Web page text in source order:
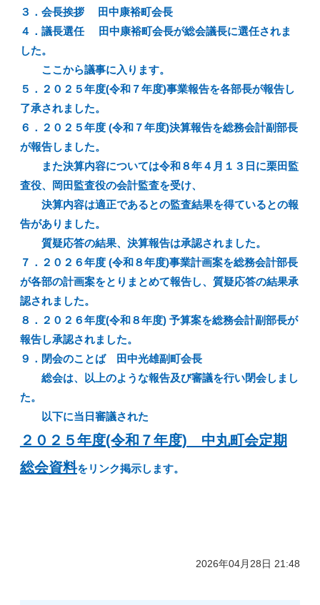
３．会長挨拶 田中康裕町会長
４．議長選任 田中康裕町会長が総会議長に選任されま
した。
ここから議事に入ります。
５．２０２５年度(令和７年度)事業報告を各部長が報告し
了承されました。
６．２０２５年度 (令和７年度)決算報告を総務会計副部長
が報告しました。
また決算内容については令和８年４月１３日に栗田監
査役、岡田監査役の会計監査を受け、
決算内容は適正であるとの監査結果を得ているとの報
告がありました。
質疑応答の結果、決算報告は承認されました。
７．２０２６年度 (令和８年度)事業計画案を総務会計部長
が各部の計画案をとりまとめて報告し、質疑応答の結果承
認されました。
８．２０２６年度(令和８年度) 予算案を総務会計副部長が
報告し承認されました。
９．閉会のことば 田中光雄副町会長
総会は、以上のような報告及び審議を行い閉会しまし
た。
以下に当日審議された
２０２５年度(令和７年度) 中丸町会定期
総会資料をリンク掲示します。
2026年04月28日 21:48